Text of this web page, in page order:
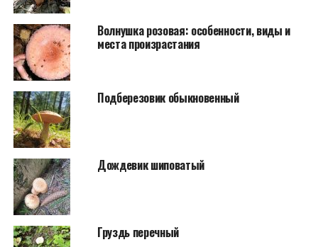
Волнушка розовая: особенности, виды и
места произрастания
Подберезовик обыкновенный
Дождевик шиповатый
Груздь перечный